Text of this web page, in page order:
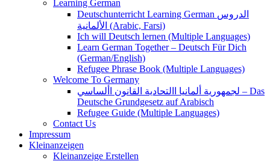
Learning German
Deutschunterricht Learning German الدروس
الألمانية (Arabic, Farsi)
Ich will Deutsch lernen (Multiple Languages)
Learn German Together – Deutsch Für Dich
(German/English)
Refugee Phrase Book (Multiple Languages)
Welcome To Germany
لجمهورية ألمانيا االتحادية القانون األساسي – Das
Deutsche Grundgesetz auf Arabisch
Refugee Guide (Multiple Languages)
Contact Us
Impressum
Kleinanzeigen
Kleinanzeige Erstellen